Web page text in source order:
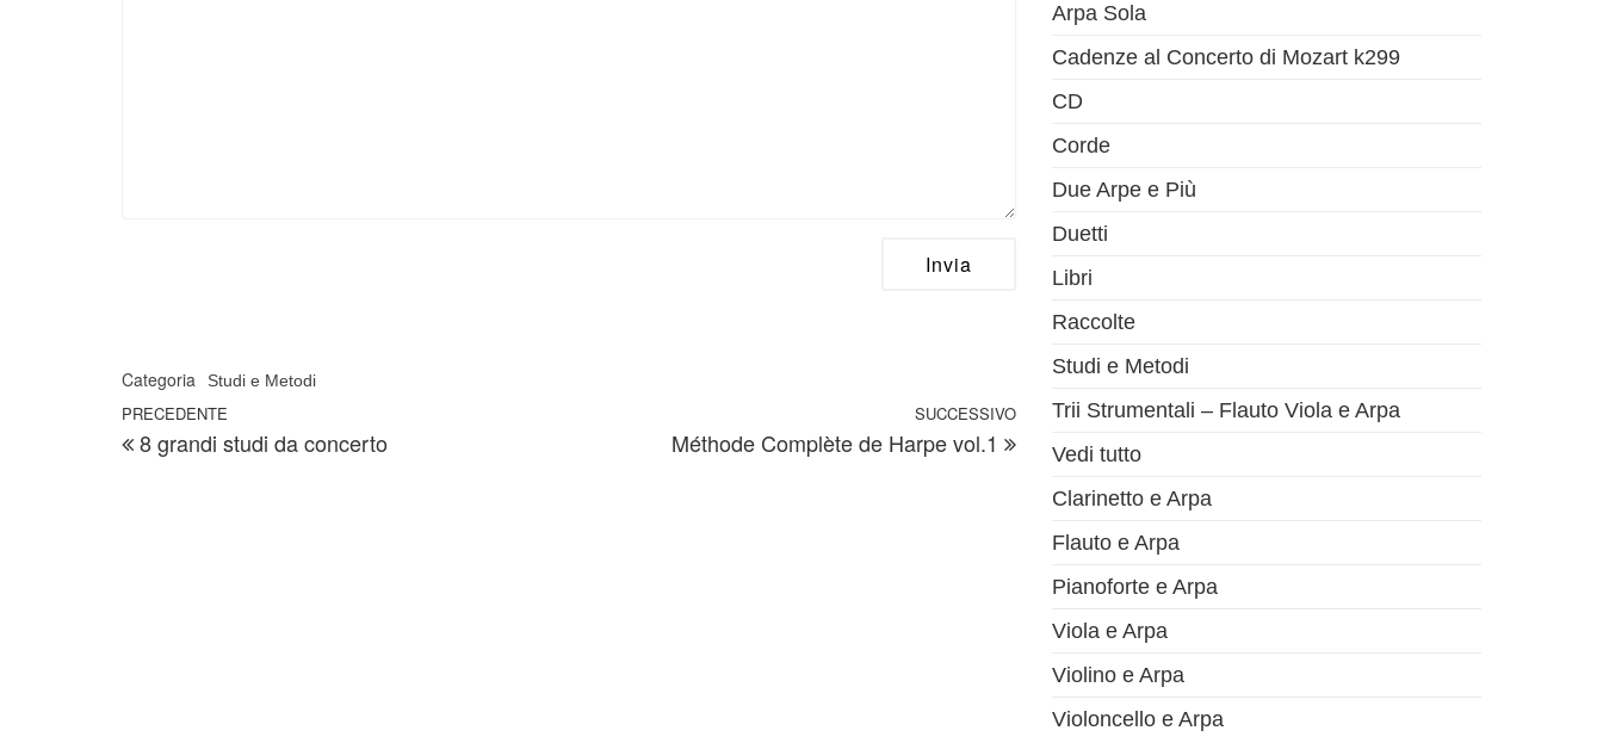
Categoria Studi e Metodi
Navigazione articoli
Articolo precedente
PRECEDENTE
8 grandi studi da concerto
Articolo successivo
SUCCESSIVO
Méthode Complète de Harpe vol.1
Arpa Sola
Cadenze al Concerto di Mozart k299
CD
Corde
Due Arpe e Più
Duetti
Libri
Raccolte
Studi e Metodi
Trii Strumentali – Flauto Viola e Arpa
Vedi tutto
Clarinetto e Arpa
Flauto e Arpa
Pianoforte e Arpa
Viola e Arpa
Violino e Arpa
Violoncello e Arpa